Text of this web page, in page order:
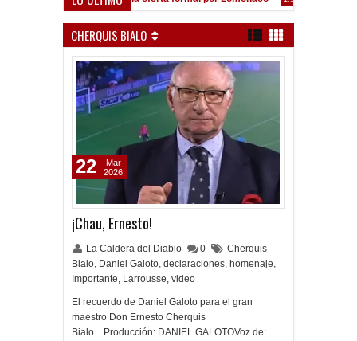
CHERQUIS BIALO
¡Chau, Ernesto!
La Caldera del Diablo 0
Cherquis
Bialo, Daniel Galoto, declaraciones, homenaje,
Importante, Larrousse, video
El recuerdo de Daniel Galoto para el gran
maestro Don Ernesto Cherquis
Bialo....Producción: DANIEL GALOTOVoz de:
22
Mar
2026